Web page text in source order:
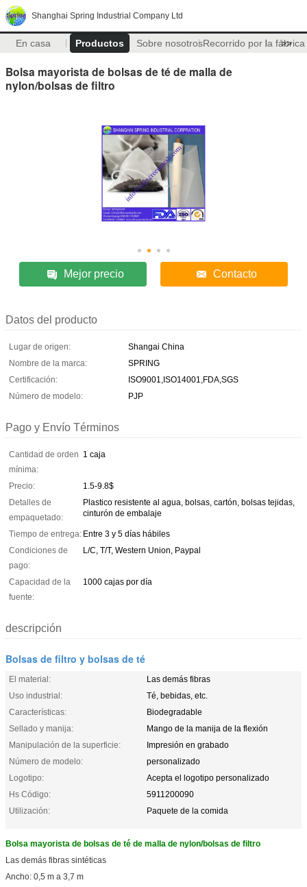
Shanghai Spring Industrial Company Ltd
En casa Productos Sobre nosotrosRecorrido por la fábrica
>>
Bolsa mayorista de bolsas de té de malla de
nylon/bolsas de filtro
Mejor precio Contacto
Datos del producto
Lugar de origen:
Shangai China
Nombre de la marca:
SPRING
Certificación:
ISO9001,ISO14001,FDA,SGS
Número de modelo:
PJP
Pago y Envío Términos
Cantidad de orden
mínima:
1 caja
Precio:
1.5-9.8$
Detalles de
empaquetado:
Plastico resistente al agua, bolsas, cartón, bolsas tejidas,
cinturón de embalaje
Tiempo de entrega: Entre 3 y 5 días hábiles
Condiciones de
pago:
L/C, T/T, Western Union, Paypal
Capacidad de la
fuente:
1000 cajas por día
descripción
Bolsas de filtro y bolsas de té
El material:
Las demás fibras
Uso industrial:
Té, bebidas, etc.
Características:
Biodegradable
Sellado y manija:
Mango de la manija de la flexión
Manipulación de la superficie:
Impresión en grabado
Número de modelo:
personalizado
Logotipo:
Acepta el logotipo personalizado
Hs Código:
5911200090
Utilización:
Paquete de la comida
Bolsa mayorista de bolsas de té de malla de nylon/bolsas de filtro
Las demás fibras sintéticas
Ancho: 0,5 m a 3,7 m